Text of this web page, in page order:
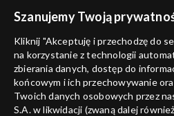
Zwierzaki Czytaki
Idealny motywator
Szanujemy Twoją
Kliknij "Akceptuję i przechodzę do
na korzystanie z technologii
zbierania danych, dostęp do
końcowym i ich przechowywanie
Twoich danych osobowych przez
S.A. w likwidacji (zwaną dalej również